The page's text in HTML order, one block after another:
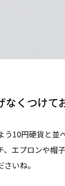
なくつけて
う10円硬貨と並
、エプロンや帽
いね。